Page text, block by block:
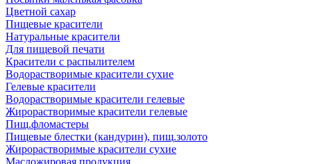
Цветной сахар
Пищевые красители
Натуральные красители
Для пищевой печати
Красители с распылителем
Водорастворимые красители сухие
Гелевые красители
Водорастворимые красители гелевые
Жирорастворимые красители гелевые
Пищ.фломастеры
Пищевые блестки (кандурин), пищ.золото
Жирорастворимые красители сухие
Масложировая продукция